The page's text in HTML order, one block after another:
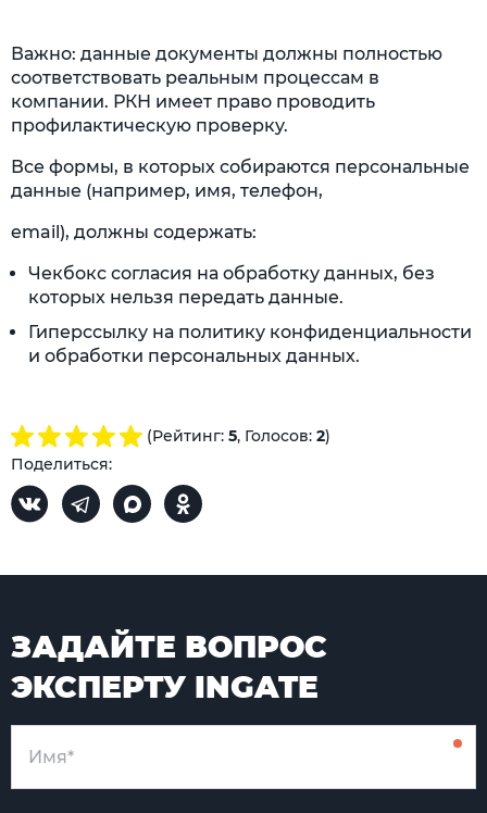
Важно: данные документы должны полностью
соответствовать реальным процессам в
компании. РКН имеет право проводить
профилактическую проверку.
Все формы, в которых собираются персональные
данные (например, имя, телефон,
email), должны содержать:
Чекбокс согласия на обработку данных, без
которых нельзя передать данные.
Гиперссылку на политику конфиденциальности
и обработки персональных данных.
(Рейтинг: 5, Голосов: 2)
Поделиться:
ЗАДАЙТЕ ВОПРОС
ЭКСПЕРТУ INGATE